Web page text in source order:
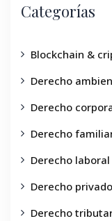
Categorías
Blockchain &
Derecho
Derecho
Derecho
Derecho laboral
Derecho privado
Derecho